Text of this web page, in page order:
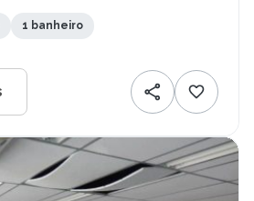
1 banheiro